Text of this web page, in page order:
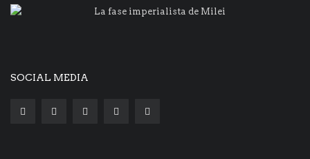
La fase imperialista de Milei
SOCIAL MEDIA